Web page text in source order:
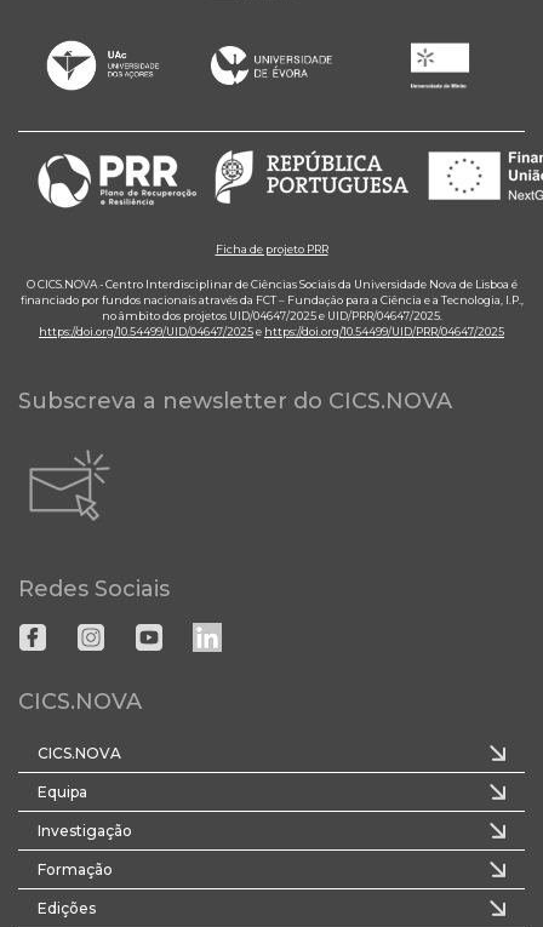
Ficha de projeto PRR
O CICS.NOVA - Centro Interdisciplinar de Ciências Sociais da Universidade Nova de Lisboa é
financiado por fundos nacionais através da FCT – Fundação para a Ciência e a Tecnologia, I.P.,
no âmbito dos projetos UID/04647/2025 e UID/PRR/04647/2025.
https://doi.org/10.54499/UID/04647/2025e https://doi.org/10.54499/UID/PRR/04647/2025
Subscreva a newsletter do CICS.NOVA
Redes Sociais
CICS.NOVA
CICS.NOVA
Equipa
Investigação
Formação
Edições